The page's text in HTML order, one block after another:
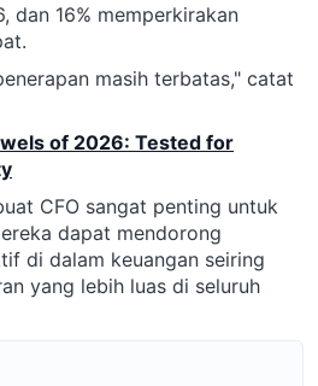
dan 16% memperkirakan
masih terbatas," catat
of 2026: Tested for
CFO sangat penting untuk
dapat mendorong
di dalam keuangan seiring
yang lebih luas di seluruh